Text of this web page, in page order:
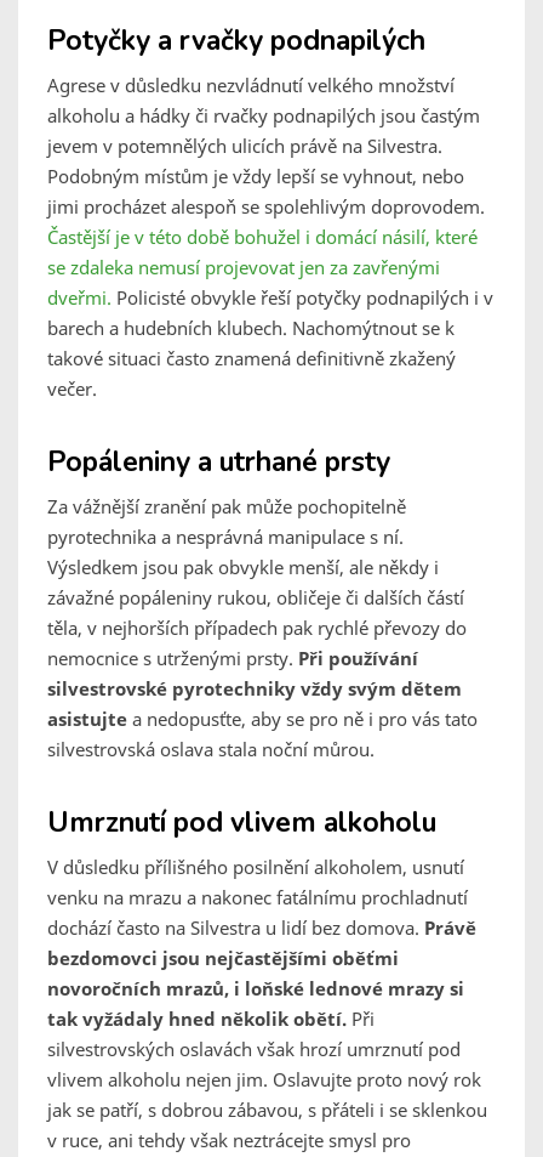
Potyčky a rvačky podnapilých
Agrese v důsledku nezvládnutí velkého množství
alkoholu a hádky či rvačky podnapilých jsou častým
jevem v potemnělých ulicích právě na Silvestra.
Podobným místům je vždy lepší se vyhnout, nebo
jimi procházet alespoň se spolehlivým doprovodem.
Častější je v této době bohužel i domácí násilí, které
se zdaleka nemusí projevovat jen za zavřenými
dveřmi. Policisté obvykle řeší potyčky podnapilých i v
barech a hudebních klubech. Nachomýtnout se k
takové situaci často znamená definitivně zkažený
večer.
Popáleniny a utrhané prsty
Za vážnější zranění pak může pochopitelně
pyrotechnika a nesprávná manipulace s ní.
Výsledkem jsou pak obvykle menší, ale někdy i
závažné popáleniny rukou, obličeje či dalších částí
těla, v nejhorších případech pak rychlé převozy do
nemocnice s utrženými prsty. Při používání
silvestrovské pyrotechniky vždy svým dětem
asistujte a nedopusťte, aby se pro ně i pro vás tato
silvestrovská oslava stala noční můrou.
Umrznutí pod vlivem alkoholu
V důsledku přílišného posilnění alkoholem, usnutí
venku na mrazu a nakonec fatálnímu prochladnutí
dochází často na Silvestra u lidí bez domova. Právě
bezdomovci jsou nejčastějšími oběťmi
novoročních mrazů, i loňské lednové mrazy si
tak vyžádaly hned několik obětí. Při
silvestrovských oslavách však hrozí umrznutí pod
vlivem alkoholu nejen jim. Oslavujte proto nový rok
jak se patří, s dobrou zábavou, s přáteli i se sklenkou
v ruce, ani tehdy však neztrácejte smysl pro